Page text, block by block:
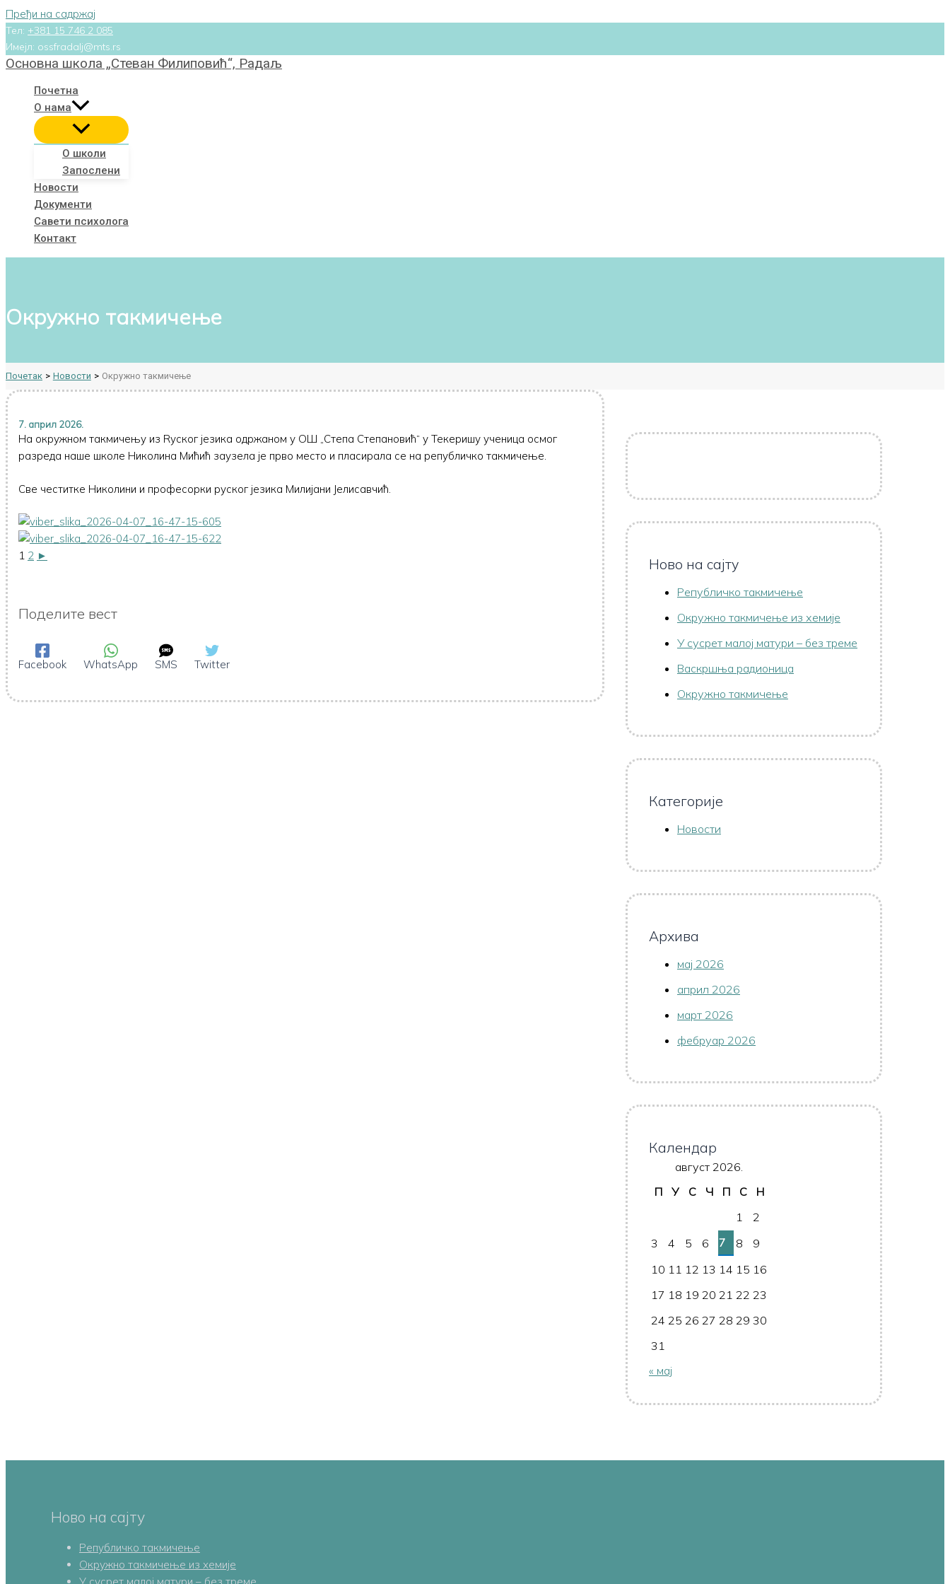
Пређи на садржај
Тел: +381 15 746 2 085
Имејл: ossfradalj@mts.rs
Основна школа „Стеван Филиповић“, Радаљ
Почетна
О нама
О школи
Запослени
Новости
Документи
Савети психолога
Контакт
Окружно такмичење
Почетак Новости Окружно такмичење
7. април 2026.
На окружном такмичењу из Rуског језика одржаном у ОШ „Степа Степановић“ у Текеришу ученица осмог
разреда наше школе Николина Мићић заузела је прво место и пласирала се на републичко такмичење.
Све честитке Николини и професорки руског језика Милијани Јелисавчић.
1 2 ►
Поделите вест
Facebook WhatsApp SMS Twitter
Ново на сајту
Републичко такмичење
Oкружно такмичењe из хемије
У сусрет малој матури – без треме
Васкршња радионица
Окружно такмичење
Категорије
Новости
Архива
мај 2026
април 2026
март 2026
фебруар 2026
Календар
август 2026.
П
У С Ч П С
Н
1
2
3
4 5 6 7 8
9
10 11 12 13 14 15 16
17 18 19 20 21 22 23
24 25 26 27 28 29 30
31
« мај
Ново на сајту
Републичко такмичење
Oкружно такмичењe из хемије